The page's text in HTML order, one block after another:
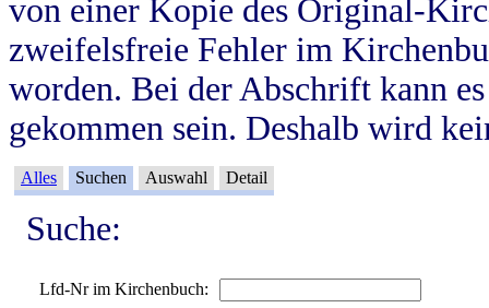
von einer Kopie des Original-
zweifelsfreie Fehler im
worden. Bei der Abschrift kann
gekommen sein. Deshalb wird
Alles Suchen Auswahl Detail
Suche:
Lfd-Nr im Kirchenbuch: